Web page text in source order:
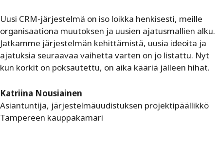
Uusi CRM-järjestelmä on iso loikka henkisesti, meille
organisaationa muutoksen ja uusien ajatusmallien alku.
Jatkamme järjestelmän kehittämistä, uusia ideoita ja
ajatuksia seuraavaa vaihetta varten on jo listattu. Nyt
kun korkit on poksautettu, on aika kääriä jälleen hihat.
Katriina Nousiainen
Asiantuntija, järjestelmäuudistuksen projektipäällikkö
Tampereen kauppakamari